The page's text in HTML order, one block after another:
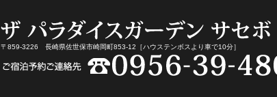
〒859-3226 長崎県佐世保市崎岡町853-12［ハウステンボスより車で10分］